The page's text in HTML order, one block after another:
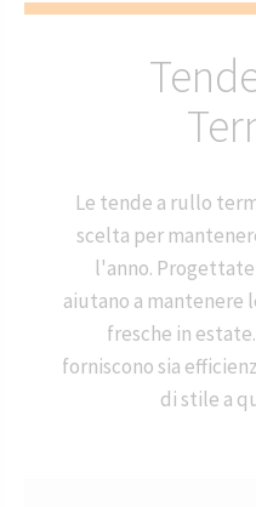
Le tende a rullo
scelta per
l'anno.
aiutano a mantenere
fresche in
forniscono sia
di stile a